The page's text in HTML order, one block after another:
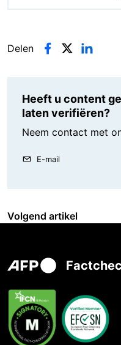
Delen
Heeft u content
laten verifiëren?
Neem contact met
E-mail
Volgend artikel